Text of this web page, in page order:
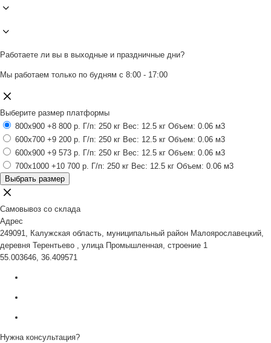
Работаете ли вы в выходные и праздничные дни?
Мы работаем только по будням с 8:00 - 17:00
Выберите размер платформы
800x900 +8 800 р. Г/п: 250 кг Вес: 12.5 кг Объем: 0.06 м3
600x700 +9 200 р. Г/п: 250 кг Вес: 12.5 кг Объем: 0.06 м3
600x900 +9 573 р. Г/п: 250 кг Вес: 12.5 кг Объем: 0.06 м3
700x1000 +10 700 р. Г/п: 250 кг Вес: 12.5 кг Объем: 0.06 м3
Выбрать размер
Самовывоз со склада
Адрес
249091, Калужская область, муниципальный район Малоярославецкий,
деревня Терентьево , улица Промышленная, строение 1
55.003646, 36.409571
Нужна консультация?